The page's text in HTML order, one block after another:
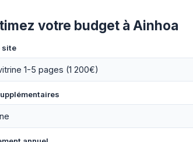
votre budget à Ainhoa
site